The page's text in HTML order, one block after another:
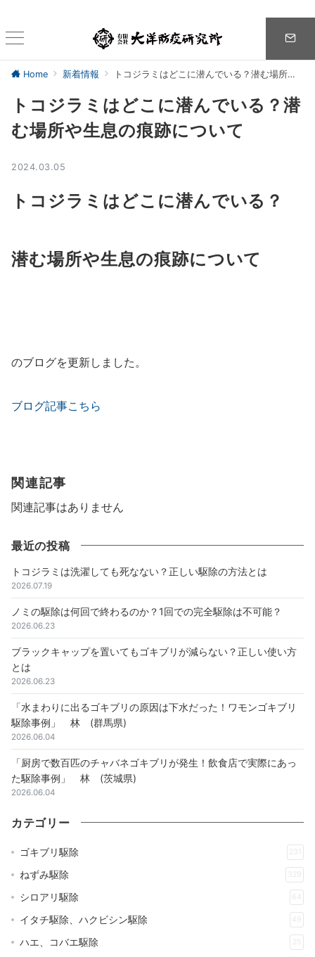
Home 新着情報 トコジラミはどこに潜んでいる？潜む場所や生息の痕跡について
トコジラミはどこに潜んでいる？潜
む場所や生息の痕跡について
2024.03.05
トコジラミはどこに潜んでいる？
潜む場所や生息の痕跡について
のブログを更新しました。
ブログ記事こちら
関連記事
関連記事はありません
最近の投稿
トコジラミは洗濯しても死なない？正しい駆除の方法とは
2026.07.19
ノミの駆除は何回で終わるのか？1回での完全駆除は不可能？
2026.06.23
ブラックキャップを置いてもゴキブリが減らない？正しい使い方
とは
2026.06.23
「水まわりに出るゴキブリの原因は下水だった！ワモンゴキブリ
駆除事例」 林 (群馬県)
2026.06.04
「厨房で数百匹のチャバネゴキブリが発生！飲食店で実際にあっ
た駆除事例」 林 (茨城県)
2026.06.04
カテゴリー
ゴキブリ駆除 231
ねずみ駆除 329
シロアリ駆除 64
イタチ駆除、ハクビシン駆除 49
ハエ、コバエ駆除 25